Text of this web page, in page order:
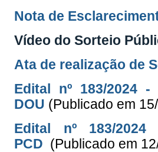
Nota de
Vídeo do Sorteio
Ata de realização de
Edital nº 183/2024
DOU (Publicado em
Edital nº 183/
PCD (Publicado em